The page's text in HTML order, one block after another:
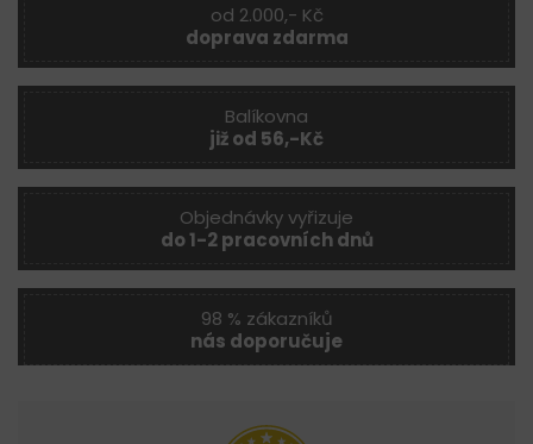
od 2.000,- Kč
doprava zdarma
Balíkovna
již od 56,-Kč
Objednávky vyřizuje
do 1-2 pracovních dnů
98 % zákazníků
nás doporučuje